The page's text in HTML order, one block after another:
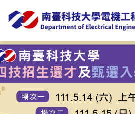
:::